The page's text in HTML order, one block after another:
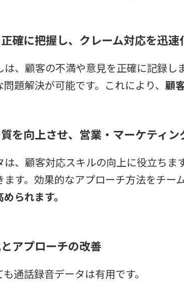
確に把握し、クレーム対応を迅速
は、顧客の不満や意見を正確に記録し
題解決が可能です。これにより、 顧
を向上させ、営業・マーケティン
、顧客対応スキルの向上に役立ちま
す。効果的なアプローチ方法をチー
られます。
アプローチの改善
通話録音データは有用です。